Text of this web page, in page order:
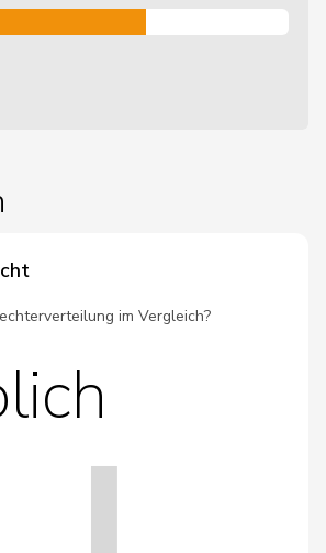
im Vergleich?